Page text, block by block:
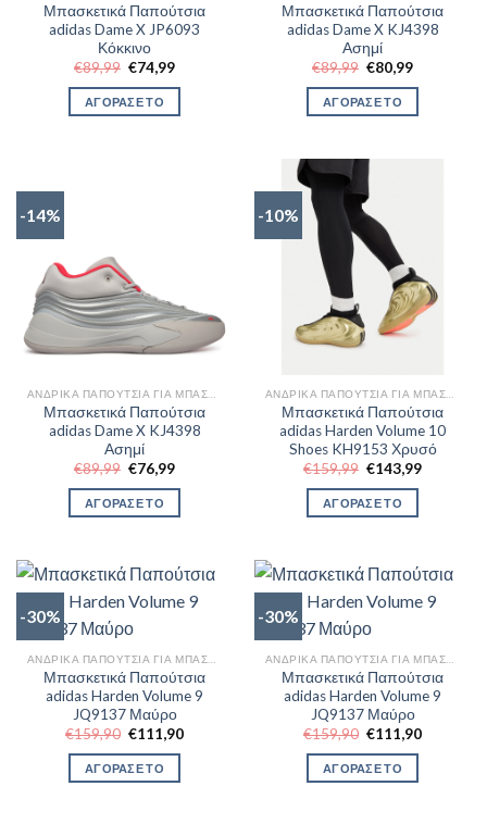
Μπασκετικά Παπούτσια
adidas Dame X JP6093
Κόκκινο
€89,99 Original
price
was:
€89,99.
€74,99Η
τιμή
ΑΓΟΡΑΣΕ ΤΟ
Μπασκετικά Παπούτσια
adidas Dame X KJ4398
Ασημί
€89,99 Original
price
was:
€89,99.
€80,99Η
τιμή
ΑΓΟΡΑΣΕ ΤΟ
-14%
Μπασκετικά Παπούτσια
adidas Dame X KJ4398
Ασημί
€89,99 Original
price
was:
€89,99.
€76,99Η
τιμή
ΑΓΟΡΑΣΕ ΤΟ
-10%
Μπασκετικά Παπούτσια
adidas Harden Volume 10
Shoes KH9153 Χρυσό
€159,99 Original
was:
€159,99.
€143,99Η
ΑΓΟΡΑΣΕ ΤΟ
-30%
Μπασκετικά Παπούτσια
adidas Harden Volume 9
JQ9137 Μαύρο
€159,90 Original
was:
€159,90.
€111,90Η
ΑΓΟΡΑΣΕ ΤΟ
-30%
Μπασκετικά Παπούτσια
adidas Harden Volume 9
JQ9137 Μαύρο
€159,90 Original
was:
€159,90.
€111,90Η
ΑΓΟΡΑΣΕ ΤΟ